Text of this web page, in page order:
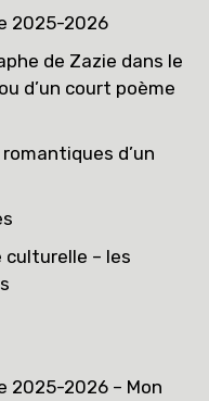
2025-2026
de Zazie dans le
d’un court poème
d’un
culturelle – les
2025-2026 – Mon